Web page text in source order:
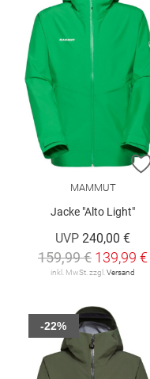
MAMMUT
Jacke "Alto Light"
UVP 240,00 €
159,99 € 139,99 €
inkl. MwSt. zzgl. Versand
-22%